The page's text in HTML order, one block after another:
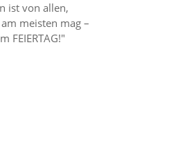
ist von allen,
meisten mag –
FEIERTAG!"